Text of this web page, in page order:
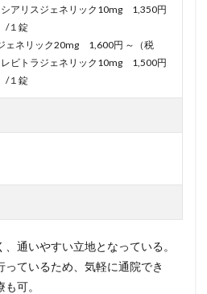
シアリスジェネリック10mg 1,350円
/１錠
ェネリック20mg 1,600円 ～（税
レビトラジェネリック10mg 1,500円
/１錠
通いやすい立地となっている。
ているため、気軽に通院でき
可。